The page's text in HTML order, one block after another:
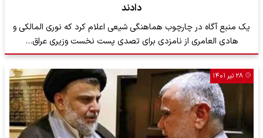
دادند
یک منبع آگاه در چارچوب هماهنگی شیعی اعلام کرد که نوری المالکی و
هادی العامری از نامزدی برای تصدی پست نخست وزیری عراق…
۲۸ تیر ۱۴۰۱